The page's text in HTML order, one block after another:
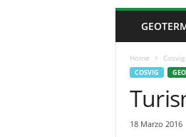
Home Cosvig
COSVIG
18 Marzo 2016